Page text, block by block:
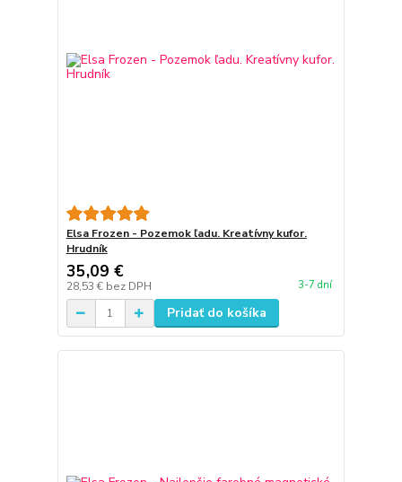
Elsa Frozen - Pozemok ľadu. Kreatívny kufor.
Hrudník
35,09 €
28,53 € bez DPH 3-7 dní
Pridať do košíka